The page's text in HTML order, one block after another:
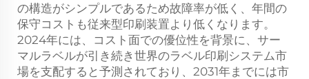
の構造がシンプルであるため故障率が低く、年間の
保守コストも従来型印刷装置より低くなります。
2024年には、コスト面での優位性を背景に、サー
マルラベルが引き続き世界のラベル印刷システム市
場を支配すると予測されており、2031年までには市